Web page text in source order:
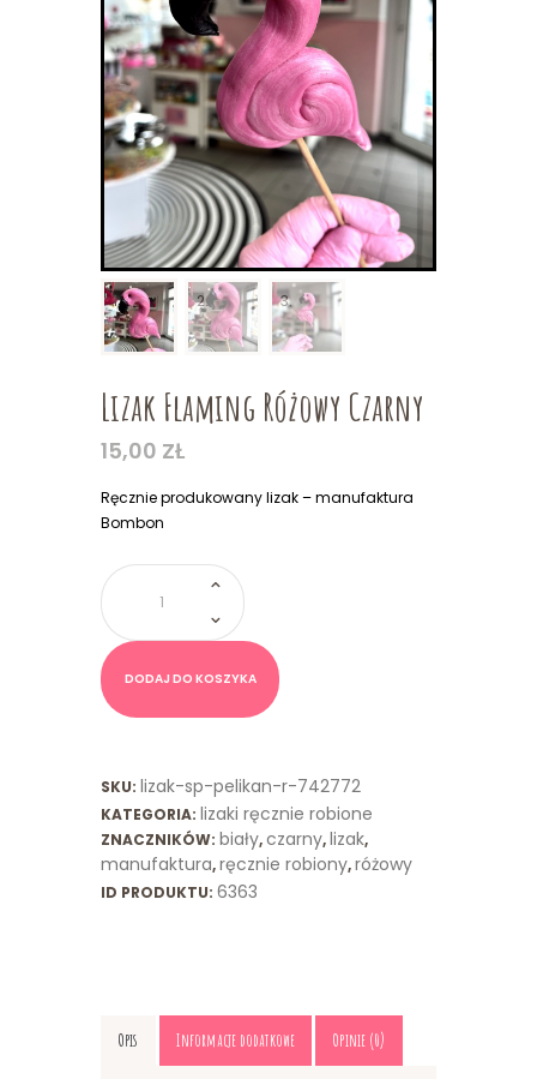
Lizak Flaming Różowy Czarny
15,00 ZŁ
Ręcznie produkowany lizak – manufaktura
Bombon
ilość
Lizak
Flaming
Różowy
Czarny
DODAJ DO KOSZYKA
SKU: lizak-sp-pelikan-r-742772
KATEGORIA: lizaki ręcznie robione
ZNACZNIKÓW: biały,czarny,lizak,
manufaktura,ręcznie robiony,różowy
ID PRODUKTU: 6363
Opis Informacje dodatkowe Opinie (0)